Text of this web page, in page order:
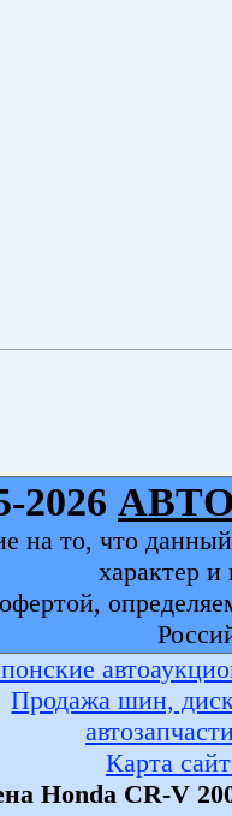
2026
на то, что
характер
Продажа шин,
Карта
Honda CR-V